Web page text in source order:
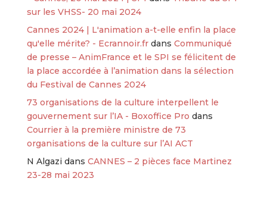
sur les VHSS- 20 mai 2024
Cannes 2024 | L'animation a-t-elle enfin la place
qu'elle mérite? - Ecrannoir.frdans Communiqué
de presse – AnimFrance et le SPI se félicitent de
la place accordée à l’animation dans la sélection
du Festival de Cannes 2024
73 organisations de la culture interpellent le
gouvernement sur l’IA - Boxoffice Pro dans
Courrier à la première ministre de 73
organisations de la culture sur l’AI ACT
N Algazi dans CANNES – 2 pièces face Martinez
23-28 mai 2023